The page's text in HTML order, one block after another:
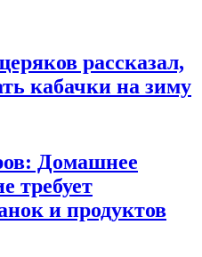
рассказал,
кабачки на зиму
Домашнее
требует
и продуктов